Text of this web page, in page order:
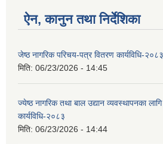
ऐन, कानुन तथा निर्देशिका
जेष्ठ नागरिक परिचय-पत्र वितरण कार्यविधि-२०८३
मिति: 06/23/2026 - 14:45
ज्येष्ठ नागरिक तथा बाल उद्यान व्यवस्थापनका
कार्यविधि-२०८३
मिति: 06/23/2026 - 14:44